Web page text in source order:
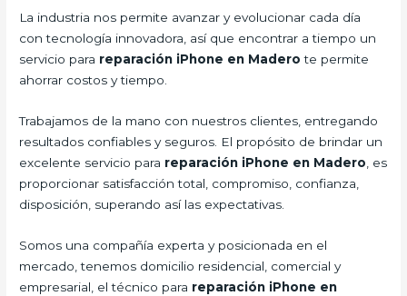
La industria nos permite avanzar y evolucionar cada día
con tecnología innovadora, así que encontrar a tiempo un
servicio para reparación iPhone en Madero te permite
ahorrar costos y tiempo.
Trabajamos de la mano con nuestros clientes, entregando
resultados confiables y seguros. El propósito de brindar un
excelente servicio para reparación iPhone en Madero , es
proporcionar satisfacción total, compromiso, confianza,
disposición, superando así las expectativas.
Somos una compañía experta y posicionada en el
mercado, tenemos domicilio residencial, comercial y
empresarial, el técnico para reparación iPhone en